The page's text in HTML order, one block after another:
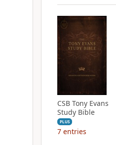
CSB Tony Evans
Study Bible
PLUS
7 entries